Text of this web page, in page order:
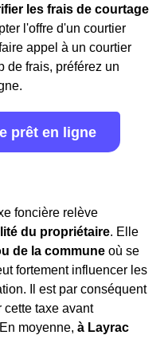
les frais de courtage
l'offre d'un courtier
appel à un courtier
de frais, préférez un
prêt en ligne
foncière relève
du propriétaire. Elle
de la commune où se
fortement influencer les
Il est par conséquent
cette taxe avant
moyenne, à Layrac